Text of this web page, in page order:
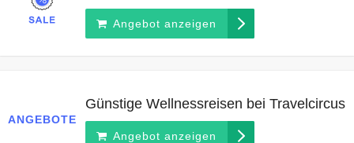
Angebot anzeigen
ANGEBOTE
Günstige Wellnessreisen bei Travelcircus
Angebot anzeigen